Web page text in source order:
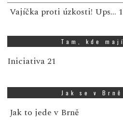
Vajíčka proti úzkosti! Ups…
Tam, kde
Iniciativa 21
Jak se v
Jak to jede v Brně